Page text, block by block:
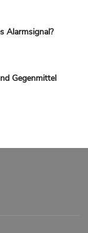
Alarmsignal?
Gegenmittel